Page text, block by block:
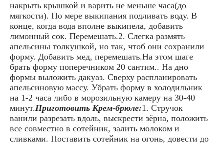
накрыть крышкой и варить не меньше часа(до
мягкости). По мере выкипания подливать воду. В
конце, когда вода вполне выкипела, добавить
лимонный сок. Перемешать.2. Слегка размять
апельсины толкушкой, но так, чтоб они сохранили
форму. Добавить мед, перемешать.На этом шаге
брать форму поперечником 20 сантим.. На дно
формы выложить дакуаз. Сверху распланировать
апельсиновую массу. Убрать форму в холодильник
на 1-2 часа либо в морозильную камеру на 30-40
минут.Приготовить Крем-брюле:1. Стручок
ванили разрезать вдоль, выскрести зёрна, положить
все совместно в сотейник, залить молоком и
сливками. Поставить сотейник на огонь, довести до